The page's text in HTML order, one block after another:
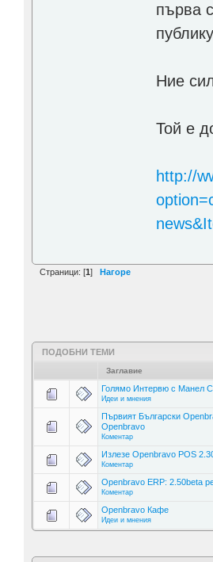
първа
Ние
Той е
http://
Страници: [1] Нагоре
ПОДОБНИ ТЕМИ
Заглавие
Голямо Интервю с Манел
Идеи и мнения
Първият Български
Openbravo
Коментар
Излезе Openbravo POS
Коментар
Openbravo ERP: 2.50beta
Коментар
Openbravo Кафе
Идеи и мнения